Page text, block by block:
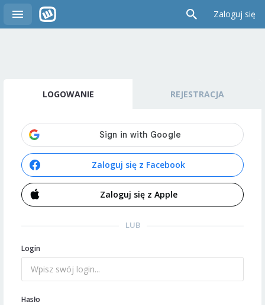
Zaloguj się
LOGOWANIE REJESTRACJA
Zaloguj się z Facebook
Zaloguj się z Apple
LUB
Login
Hasło